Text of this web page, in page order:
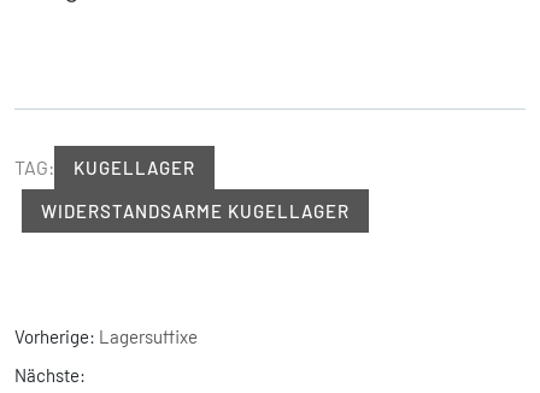
TAG:
KUGELLAGER
WIDERSTANDSARME KUGELLAGER
Vorherige: Lagersuffixe
Nächste: